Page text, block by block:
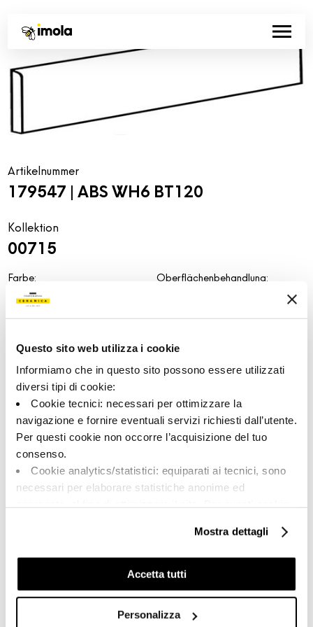
Questo sito web utilizza i cookie
Informiamo che in questo sito possono essere utilizzati
diversi tipi di cookie:
Cookie tecnici: necessari per ottimizzare la
navigazione e fornire eventuali servizi richiesti dall’utente.
Per questi cookie non occorre l’acquisizione del tuo
consenso.
Cookie analytics/statistici: equiparati ai tecnici, sono
necessari per elaborare statistiche anonime ed
Cookie di profilazione/marketing: sono utilizzati, solo
previo tuo consenso, per esaminare le tue abitudini di
navigazione e mostrarti quindi avvisi pubblicitari mirati, in
linea con le tue preferenze.
cookie di profilazione, selezionando uno dei bottoni sotto
Mostra dettagli
Accetta tutti
Personalizza
Artikelnummer
179547 | ABS WH6 BT120
Kollektion
00715
Farbe:
Weiß
Format:
Oberflächenbehandlung:
Schattierung: